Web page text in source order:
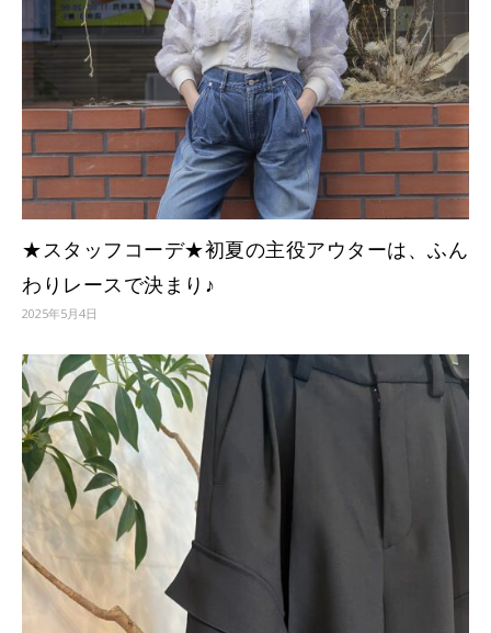
★スタッフコーデ★初夏の主役アウターは、ふん
わりレースで決まり♪
2025年5月4日